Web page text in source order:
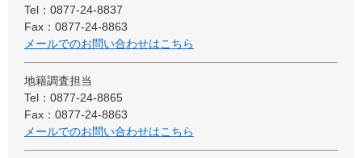
Tel：0877-24-8837
Fax：0877-24-8863
メールでのお問い合わせはこちら
地籍調査担当
Tel：0877-24-8865
Fax：0877-24-8863
メールでのお問い合わせはこちら